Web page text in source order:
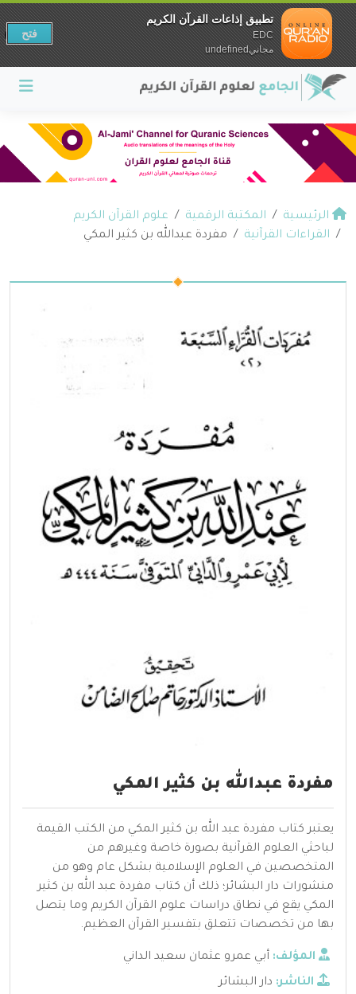
الرئيسية المكتبة الرقمية
علوم القرآن الكريم
القراءات القرآنية
مفردة عبدالله بن كثير المكي
مفردة عبدالله بن كثير المكي
يعتبر كتاب مفردة عبد الله بن كثير المكي من الكتب القيمة
لباحثي العلوم القرآنية بصورة خاصة وغيرهم من
المتخصصين في العلوم الإسلامية بشكل عام وهو من
منشورات دار البشائر؛ ذلك أن كتاب مفردة عبد الله بن كثير
المكي يقع في نطاق دراسات علوم القرآن الكريم وما يتصل
بها من تخصصات تتعلق بتفسير القرآن العظيم.
المؤلف: أبي عمرو عثمان سعيد الداني
الناشر: دار البشائر
تطبيق إذاعات القرآن الكريم
EDC
مجانيundefined
فتح